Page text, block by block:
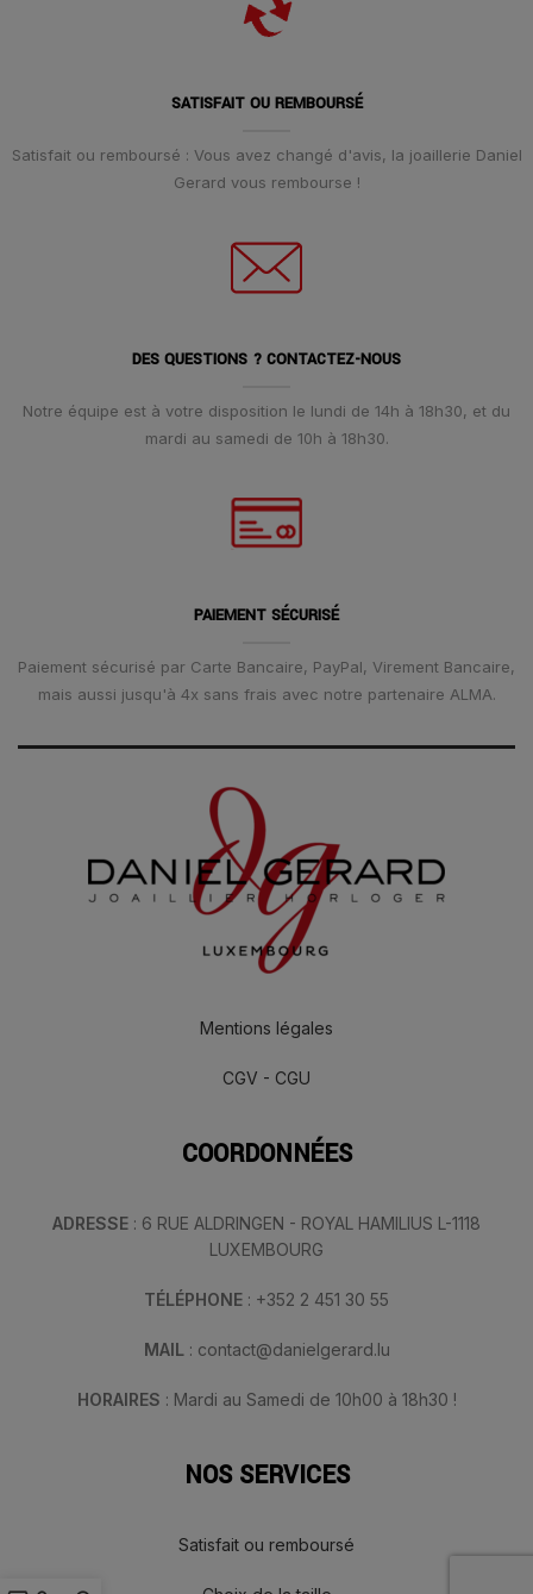
SATISFAIT OU REMBOURSÉ
Satisfait ou remboursé : Vous avez changé d'avis, la joaillerie Daniel
Gerard vous rembourse !
DES QUESTIONS ? CONTACTEZ-NOUS
Notre équipe est à votre disposition le lundi de 14h à 18h30, et du
mardi au samedi de 10h à 18h30.
PAIEMENT SÉCURISÉ
Paiement sécurisé par Carte Bancaire, PayPal, Virement Bancaire,
mais aussi jusqu'à 4x sans frais avec notre partenaire ALMA.
Mentions légales
CGV - CGU
COORDONNÉES
ADRESSE : 6 RUE ALDRINGEN - ROYAL HAMILIUS L-1118
LUXEMBOURG
TÉLÉPHONE : +352 2 451 30 55
MAIL : contact@danielgerard.lu
HORAIRES : Mardi au Samedi de 10h00 à 18h30 !
NOS SERVICES
Satisfait ou remboursé